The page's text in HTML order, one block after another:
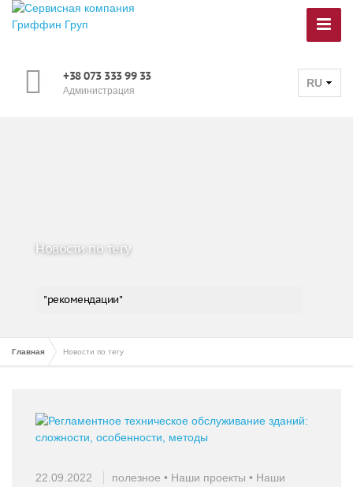
RU
+38 073 333 99 33
Администрация
Новости по тегу
"рекомендации"
Главная Новости по тегу
22.09.2022 полезное • Наши проекты • Наши